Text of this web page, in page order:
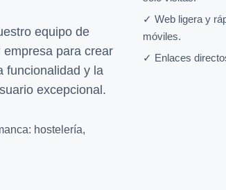
equipo de
para crear
funcionalidad y la
excepcional.
hostelería,
✓ Web ligera y
móviles.
✓ Enlaces